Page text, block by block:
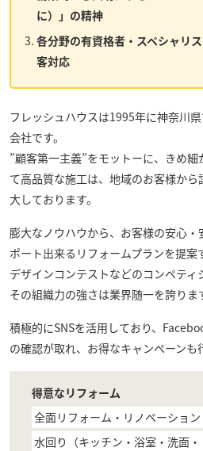
に）」の精神
各分野の有資格者・スペシャリ
客対応
フレッシュハウスは1995年に神奈川
会社です。
”顧客第一主義”をモットーに、きめ
て高品質な施工は、地域のお客様か
大しております。
膨大なノウハウから、お客様の安心
ポート出来るリフォームプランを提
デザインコンテストなどのコンペティ
その組織力の強さは業界随一を誇りま
積極的にSNSを活用しており、
の確認が取れ、お得なキャンペーンも
得意なリフォーム
全面リフォーム・リノベーション
水回り（キッチン・浴室・洗面・